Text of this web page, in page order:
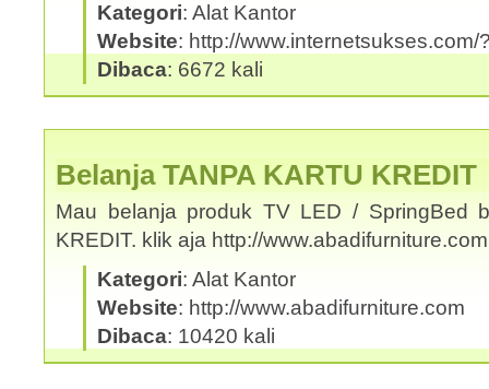
Kategori: Alat Kantor
Website: http://www.internetsukses.com/
Dibaca: 6672 kali
Belanja TANPA KARTU KREDIT
Mau belanja produk TV LED / SpringBed
KREDIT. klik aja http://
Kategori: Alat Kantor
Website: http://www.abadifurniture.com
Dibaca: 10420 kali